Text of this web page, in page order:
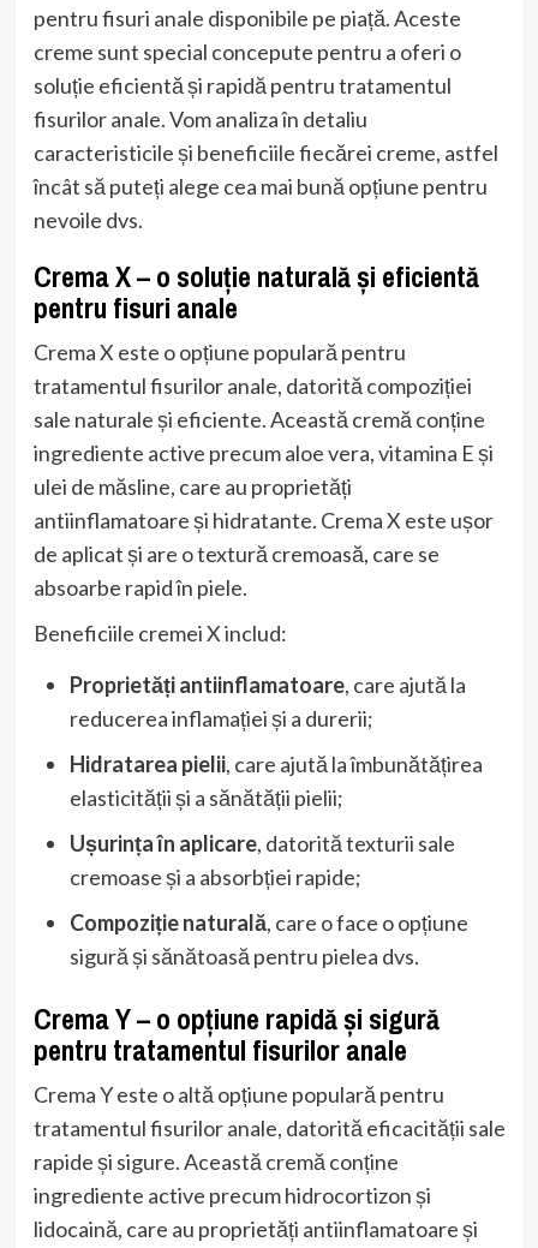
pentru fisuri anale disponibile pe piață. Aceste
creme sunt special concepute pentru a oferi o
soluție eficientă și rapidă pentru tratamentul
fisurilor anale. Vom analiza în detaliu
caracteristicile și beneficiile fiecărei creme, astfel
încât să puteți alege cea mai bună opțiune pentru
nevoile dvs.
Crema X – o soluție naturală și eficientă
pentru fisuri anale
Crema X este o opțiune populară pentru
tratamentul fisurilor anale, datorită compoziției
sale naturale și eficiente. Această cremă conține
ingrediente active precum aloe vera, vitamina E și
ulei de măsline, care au proprietăți
antiinflamatoare și hidratante. Crema X este ușor
de aplicat și are o textură cremoasă, care se
absoarbe rapid în piele.
Beneficiile cremei X includ:
Proprietăți antiinflamatoare, care ajută la
reducerea inflamației și a durerii;
Hidratarea pielii, care ajută la îmbunătățirea
elasticității și a sănătății pielii;
Ușurința în aplicare, datorită texturii sale
cremoase și a absorbției rapide;
Compoziție naturală, care o face o opțiune
sigură și sănătoasă pentru pielea dvs.
Crema Y – o opțiune rapidă și sigură
pentru tratamentul fisurilor anale
Crema Y este o altă opțiune populară pentru
tratamentul fisurilor anale, datorită eficacității sale
rapide și sigure. Această cremă conține
ingrediente active precum hidrocortizon și
lidocaină, care au proprietăți antiinflamatoare și